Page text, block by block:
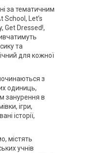
за тематичним
Let’s
Get Dressed!,
та
для кожної
з
одиниць,
занурення в
ігри,
історії,
містять
учнів